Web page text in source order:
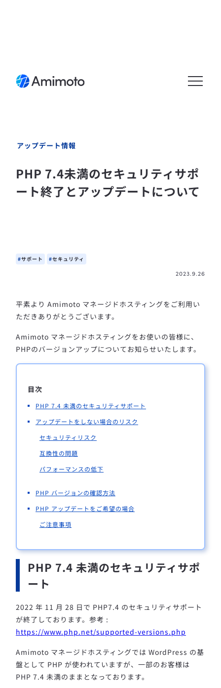
アップデート情報
PHP 7.4未満のセキュリティサポ
ート終了とアップデートについて
サポート セキュリティ
2023.9.26
平素より Amimoto マネージドホスティングをご利用い
ただきありがとうございます。
Amimoto マネージドホスティングをお使いの皆様に、
PHPのバージョンアップについてお知らせいたします。
目次
PHP 7.4 未満のセキュリティサポート
アップデートをしない場合のリスク
セキュリティリスク
互換性の問題
パフォーマンスの低下
PHP バージョンの確認方法
PHP アップデートをご希望の場合
ご注意事項
PHP 7.4 未満のセキュリティサポ
ート
2022 年 11 月 28 日で PHP7.4 のセキュリティサポート
が終了しております。 参考 :
https://www.php.net/supported-versions.php
Amimoto マネージドホスティングでは WordPress の基
盤として PHP が使われていますが、一部のお客様は
PHP 7.4 未満のままとなっております。